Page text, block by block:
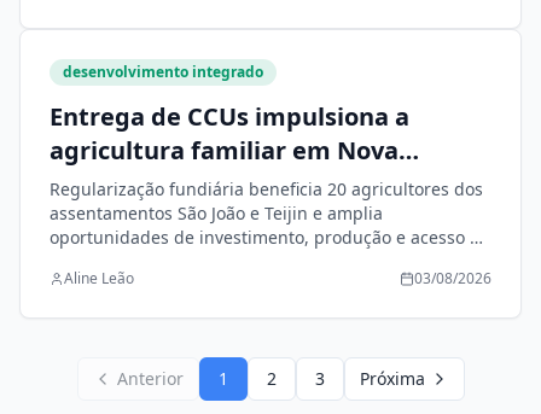
desenvolvimento integrado
Entrega de CCUs impulsiona a
agricultura familiar em Nova
Andradina
Regularização fundiária beneficia 20 agricultores dos
assentamentos São João e Teijin e amplia
oportunidades de investimento, produção e acesso às
Aline Leão 03/08/2026
Anterior 1 2 3 Próxima